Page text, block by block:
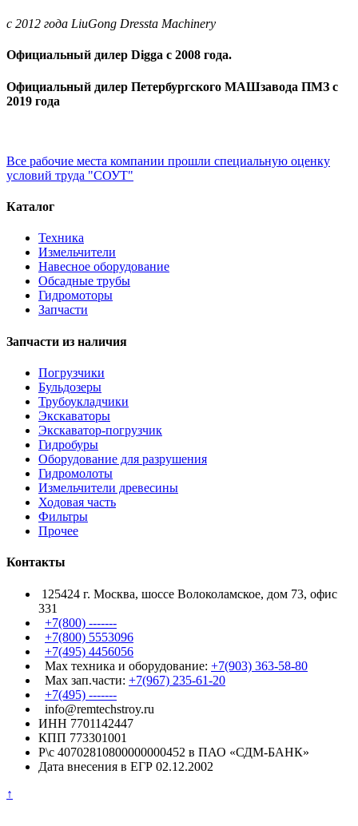
c 2012 года LiuGong Dressta Machinery
Официальный дилер Digga с 2008 года.
Официальный дилер Петербургского МАШзавода ПМЗ с
2019 года
Все рабочие места компании прошли специальную оценку
условий труда "СОУТ"
Каталог
Техника
Измельчители
Навесное оборудование
Обсадные трубы
Гидромоторы
Запчасти
Запчасти из наличия
Погрузчики
Бульдозеры
Трубоукладчики
Экскаваторы
Экскаватор-погрузчик
Гидробуры
Оборудование для разрушения
Гидромолоты
Измельчители древесины
Ходовая часть
Фильтры
Прочее
Контакты
125424 г. Москва, шоссе Волоколамское, дом 73, офис
331
+7(800) -------
+7(800) 5553096
+7(495) 4456056
Max техника и оборудование: +7(903) 363-58-80
Max зап.части: +7(967) 235-61-20
+7(495) -------
info@remtechstroy.ru
ИНН 7701142447
КПП 773301001
Р\с 40702810800000000452 в ПАО «СДМ-БАНК»
Дата внесения в ЕГР 02.12.2002
↑